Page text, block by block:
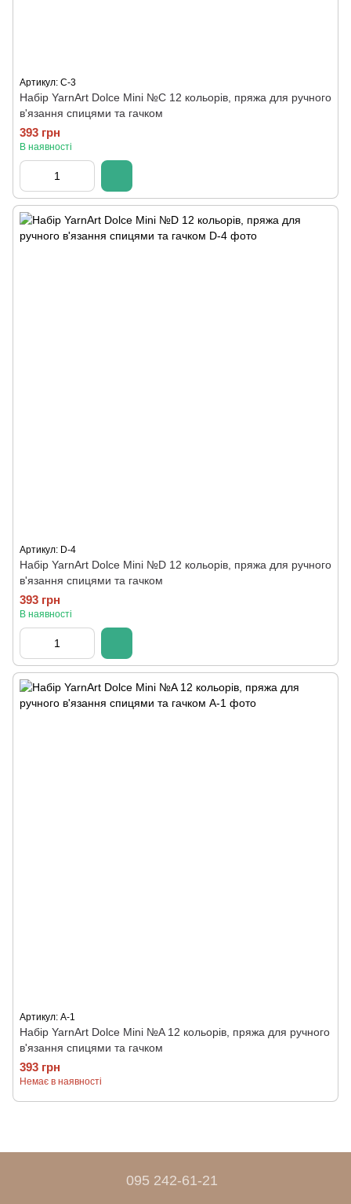
Артикул: C-3
Набір YarnArt Dolce Mini №C 12 кольорів, пряжа для ручного
в'язання спицями та гачком
393 грн
В наявності
Артикул: D-4
Набір YarnArt Dolce Mini №D 12 кольорів, пряжа для ручного
в'язання спицями та гачком
393 грн
В наявності
Артикул: А-1
Набір YarnArt Dolce Mini №A 12 кольорів, пряжа для ручного
в'язання спицями та гачком
393 грн
Немає в наявності
095 242-61-21